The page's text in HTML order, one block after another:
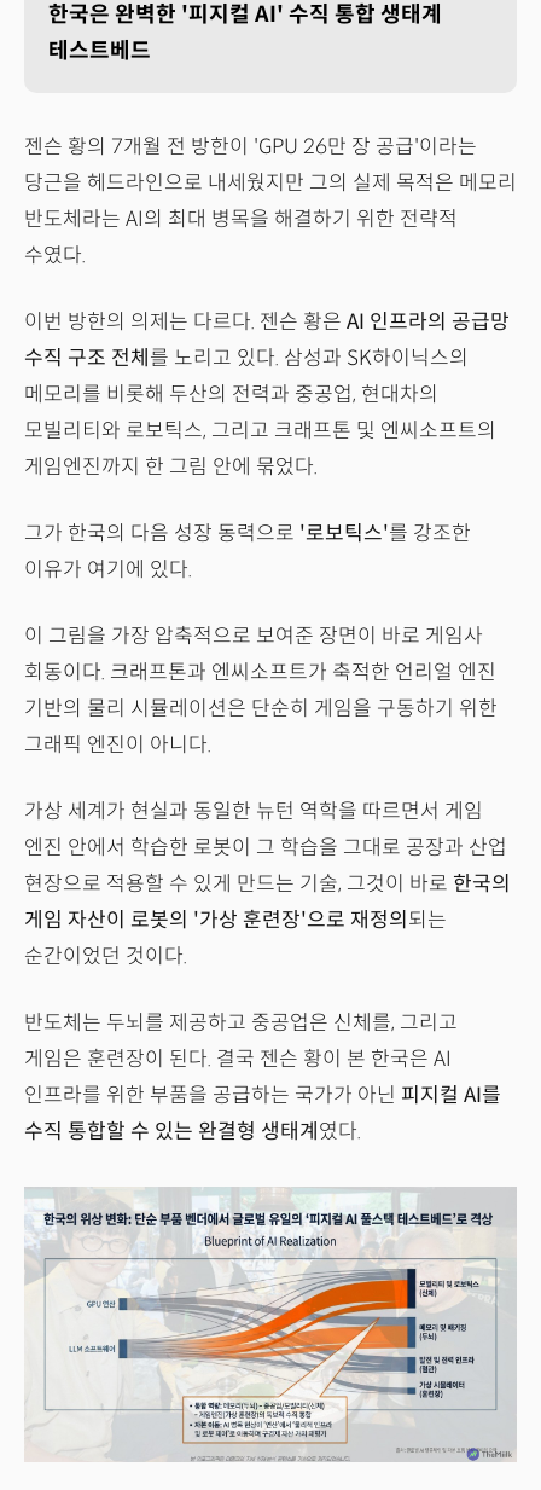
한국은 완벽한 '피지컬 AI' 수직 통합 생태계
테스트베드
젠슨 황의 7개월 전 방한이 'GPU 26만 장 공급'이라는
당근을 헤드라인으로 내세웠지만 그의 실제 목적은 메모리
반도체라는 AI의 최대 병목을 해결하기 위한 전략적
수였다.
이번 방한의 의제는 다르다. 젠슨 황은 AI 인프라의 공급망
수직 구조 전체 를 노리고 있다. 삼성과 SK하이닉스의
메모리를 비롯해 두산의 전력과 중공업, 현대차의
모빌리티와 로보틱스, 그리고 크래프톤 및 엔씨소프트의
게임엔진까지 한 그림 안에 묶었다.
그가 한국의 다음 성장 동력으로 '로보틱스'를 강조한
이유가 여기에 있다.
이 그림을 가장 압축적으로 보여준 장면이 바로 게임사
회동이다. 크래프톤과 엔씨소프트가 축적한 언리얼 엔진
기반의 물리 시뮬레이션은 단순히 게임을 구동하기 위한
그래픽 엔진이 아니다.
가상 세계가 현실과 동일한 뉴턴 역학을 따르면서 게임
엔진 안에서 학습한 로봇이 그 학습을 그대로 공장과 산업
현장으로 적용할 수 있게 만드는 기술, 그것이 바로 한국의
게임 자산이 로봇의 '가상 훈련장'으로 재정의 되는
순간이었던 것이다.
반도체는 두뇌를 제공하고 중공업은 신체를, 그리고
게임은 훈련장이 된다. 결국 젠슨 황이 본 한국은 AI
인프라를 위한 부품을 공급하는 국가가 아닌 피지컬 AI를
수직 통합할 수 있는 완결형 생태계 였다.